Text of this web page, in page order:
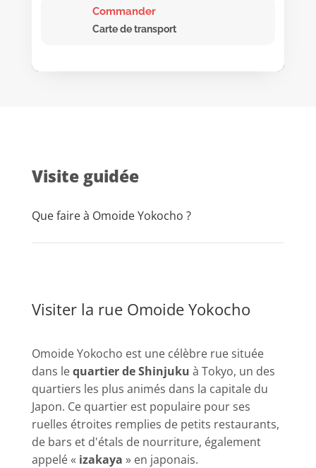
Commander
Carte de transport
Visite guidée
Que faire à Omoide Yokocho ?
Visiter la rue Omoide Yokocho
Omoide Yokocho est une célèbre rue située
dans lequartier de Shinjuku à Tokyo, un des
quartiers les plus animés dans la capitale du
Japon. Ce quartier est populaire pour ses
ruelles étroites remplies de petits restaurants,
de bars et d'étals de nourriture, également
appelé « izakaya » en japonais.